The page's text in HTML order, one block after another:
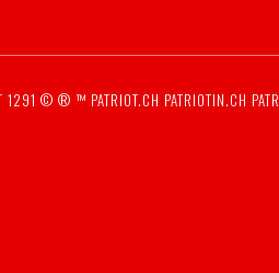
1291 © ® ™ PATRIOT.CH PATRIOTIN.CH